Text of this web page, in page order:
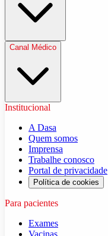
Canal Médico
Institucional
A Dasa
Quem somos
Imprensa
Trabalhe conosco
Portal de privacidade
Política de cookies
Para pacientes
Exames